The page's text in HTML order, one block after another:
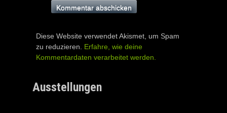
Diese Website verwendet Akismet, um Spam
zu reduzieren. Erfahre, wie deine
Kommentardaten verarbeitet werden.
Ausstellungen